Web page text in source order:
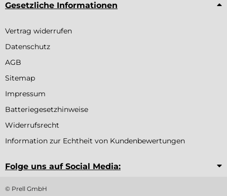
Gesetzliche Informationen
Vertrag widerrufen
Datenschutz
AGB
Sitemap
Impressum
Batteriegesetzhinweise
Widerrufsrecht
Information zur Echtheit von Kundenbewertungen
Folge uns auf Social Media:
© Prell GmbH